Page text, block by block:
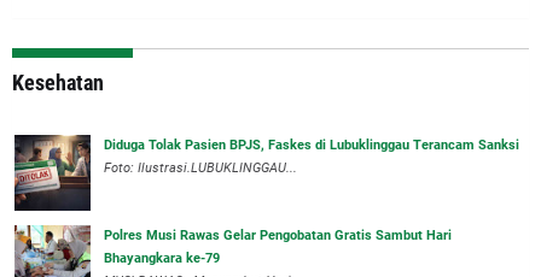
Kesehatan
Diduga Tolak Pasien BPJS, Faskes di Lubuklinggau Terancam Sanksi
Foto: Ilustrasi.LUBUKLINGGAU...
Polres Musi Rawas Gelar Pengobatan Gratis Sambut Hari
Bhayangkara ke-79